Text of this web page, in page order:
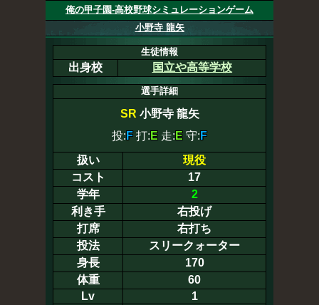
俺の甲子園-高校野球シミュレーションゲーム
小野寺 龍矢
生徒情報
出身校 国立や高等学校
選手詳細
SR 小野寺 龍矢
投: F 打: E 走: E 守: F
扱い
現役
コスト
17
学年
2
利き手
右投げ
打席
右打ち
投法
スリークォーター
身長
170
体重
60
Lv
1